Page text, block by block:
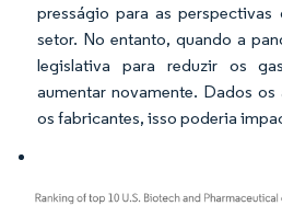
presságio para as
setor. No entanto, quando a
legislativa para reduzir os
aumentar novamente. Dados
os fabricantes, isso poderia